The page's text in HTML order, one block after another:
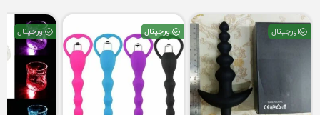
اورجینال اورجینال اورجینال